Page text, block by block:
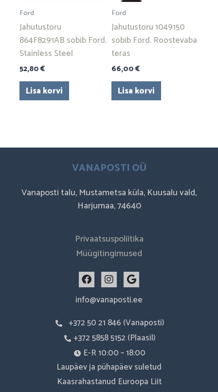
Ford
Jahutustoru
864F8291AB sobib Ford.
Stainless Steel
52,80€
Lisa korvi
Ford
Jahutustoru 1049150
sobib Ford. Roostevaba
teras
66,00€
Lisa korvi
VANAPOSTI OÜ
Vanaposti talu, Mustametsa küla, Kuusalu vald,
Harjumaa, 74640
Privaatsuspoliitika
Müügitingimused
F
a
c
e
o
o
k
I
n
s
t
g
r
a
m
G
o
o
g
e
info@vanaposti.ee
+372 50 21 846 (Vanaposti)
+372 5858 5152 (Plaasil)
E-R 10:00 – 18:00
Laupäev ja pühapäev suletud
Kaasrahastanud Euroopa Liit